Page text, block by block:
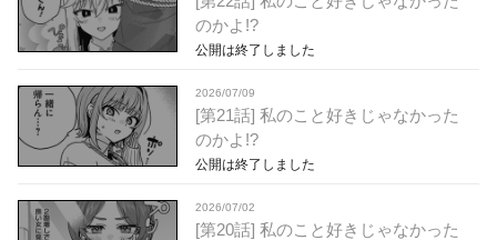
のかよ!?
公開は終了しました
2026/07/09
[第21話] 私のこと好きじゃなかった
のかよ!?
公開は終了しました
2026/07/02
[第20話] 私のこと好きじゃなかった